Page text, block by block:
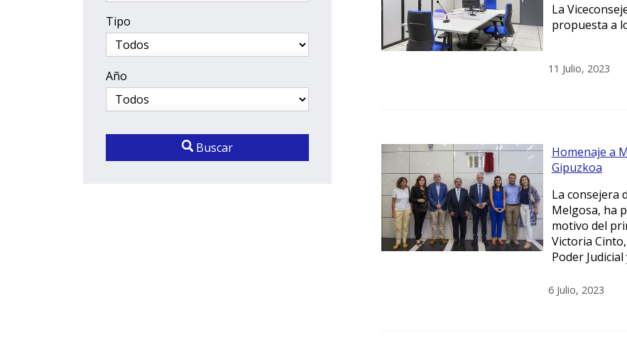
Tipo
Año
Buscar
La
propuesta a
11 Julio, 2023
Homenaje a
Gipuzkoa
La consejera
Melgosa, ha
motivo del
Victoria
Poder
6 Julio, 2023